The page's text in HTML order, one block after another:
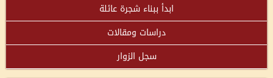
ابدأ ببناء شجرة عائلة
دراسات ومقالات
سجل الزوار